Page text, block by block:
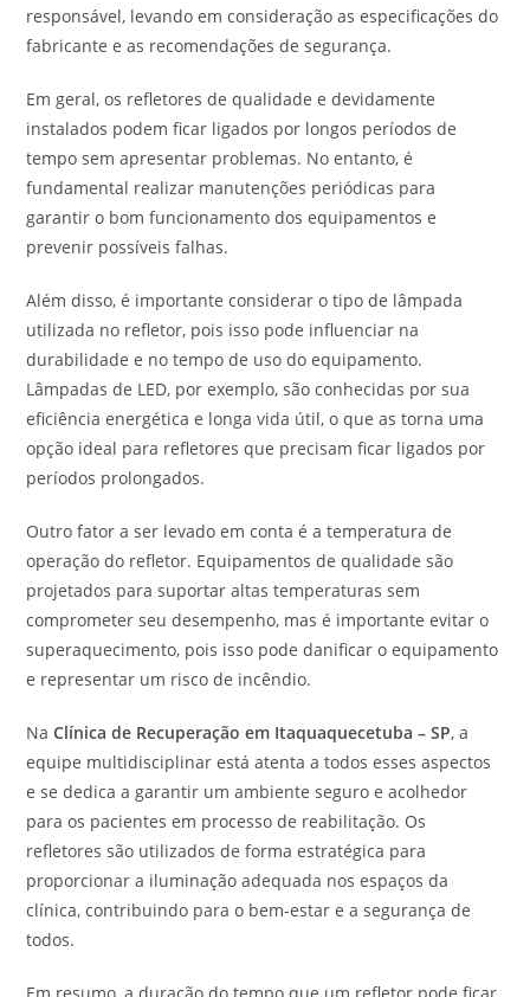
responsável, levando em consideração as especificações do
fabricante e as recomendações de segurança.
Em geral, os refletores de qualidade e devidamente
instalados podem ficar ligados por longos períodos de
tempo sem apresentar problemas. No entanto, é
fundamental realizar manutenções periódicas para
garantir o bom funcionamento dos equipamentos e
prevenir possíveis falhas.
Além disso, é importante considerar o tipo de lâmpada
utilizada no refletor, pois isso pode influenciar na
durabilidade e no tempo de uso do equipamento.
Lâmpadas de LED, por exemplo, são conhecidas por sua
eficiência energética e longa vida útil, o que as torna uma
opção ideal para refletores que precisam ficar ligados por
períodos prolongados.
Outro fator a ser levado em conta é a temperatura de
operação do refletor. Equipamentos de qualidade são
projetados para suportar altas temperaturas sem
comprometer seu desempenho, mas é importante evitar o
superaquecimento, pois isso pode danificar o equipamento
e representar um risco de incêndio.
NaClínica de Recuperação em Itaquaquecetuba – SP, a
equipe multidisciplinar está atenta a todos esses aspectos
e se dedica a garantir um ambiente seguro e acolhedor
para os pacientes em processo de reabilitação. Os
refletores são utilizados de forma estratégica para
proporcionar a iluminação adequada nos espaços da
clínica, contribuindo para o bem-estar e a segurança de
todos.